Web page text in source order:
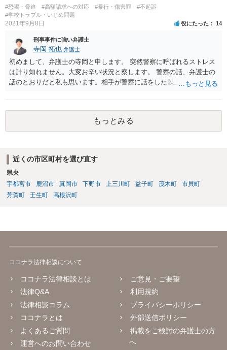
#恐喝・脅迫 #高額請求への対応 #暴行・傷害罪
#不起訴
#学校トラブル・いじめ問題
2021年9月8日 役にたった 14
刑事事件に強い弁護士
寺岡 拓也 弁護士
初めまして、弁護士の寺岡と申します。 突然警察に呼ばれるストレス
は計り知れません。大変お辛い状況と察します。 警察の話、弁護士の
話のとおりだと私も思います。相手が警察に話をした以上、警察も事
う（相手が警察にどう話してるかもわかりませんし）。 質問者様の発
言は脅迫罪に当たるような文言ではないかと思います。 私も含め、弁
護士は確定的なことが言えません。「絶対にない」とは言えないわけ
です。ですから質問者様も不安になってしまうのでしょう。ですが、
すよ。 今までどおりの生活に戻っておいしいものを食べ、ゆっくりお
休みください。
もっとみる
近くの市区町村を選び直す
県央
宇都宮市
鹿沼市 真岡市 下野市 上三川町 益子町 茂木町
市貝町
芳賀町
壬生町 高根沢町
ココナラ法律相談について
ココナラ法律相談とは
法律Q&A
法律相談コラム
ココナラとは
よくあるご質問
運営へのお問い合わせ
ご意見・ご要望
利用規約
プライバシーポリシー
外部送信ポリシー
掲載をご検討の弁護士の方
へ